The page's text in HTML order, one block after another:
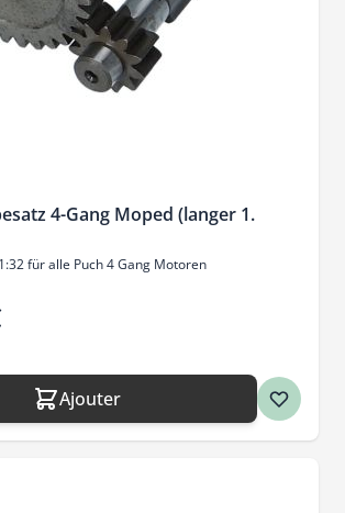
4-Gang Moped (langer 1.
für alle Puch 4 Gang Motoren
Ajouter